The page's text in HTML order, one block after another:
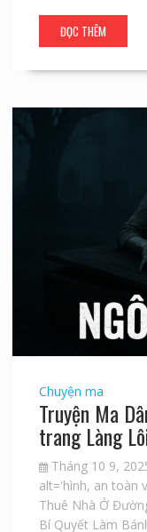
ĐỌC THÊM
Chuyện ma
Truyện Ma
trang Làng
Tháng 10 9,
alt='hình, an toàn
Thuê Nhà Ở
Bí Quyết Làm